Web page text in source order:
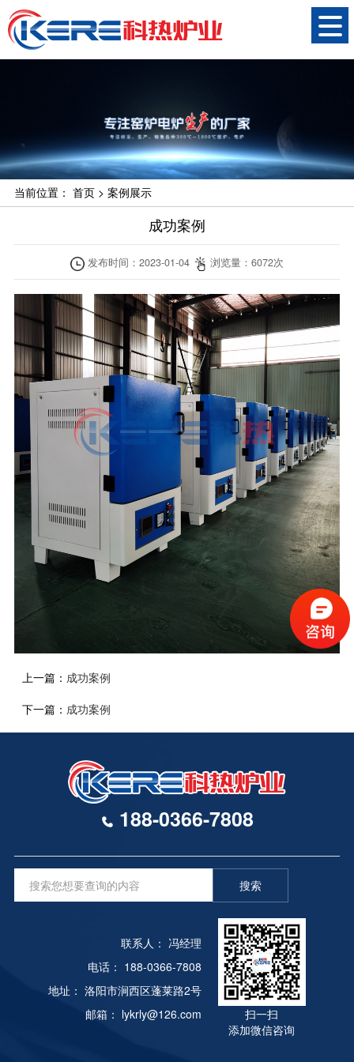
当前位置： 首页> 案例展示
成功案例
发布时间： 2023-01-04 浏览量：6072次
上一篇： 成功案例
下一篇： 成功案例
188-0366-7808
搜索
联系人： 冯经理
电话： 188-0366-7808
地址： 洛阳市涧西区蓬莱路2号
邮箱： lykrly@126.com
扫一扫
添加微信咨询